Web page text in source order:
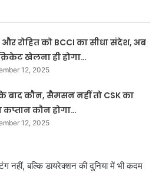
और रोहित को BCCI का सीधा संदेश, अब
खेलना ही होगा…
12, 2025
बाद कौन, सैमसन नहीं तो CSK का
कौन होगा…
12, 2025
नहीं, बल्कि डायरेक्शन की दुनिया में भी कदम